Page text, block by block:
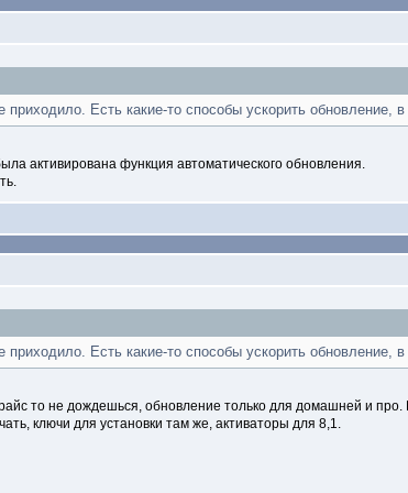
приходило. Есть какие-то способы ускорить обновление,
активирована функция автоматического обновления.
приходило. Есть какие-то способы ускорить обновление,
то не дождешься, обновление только для домашней и
ключи для установки там же, активаторы для 8,1.